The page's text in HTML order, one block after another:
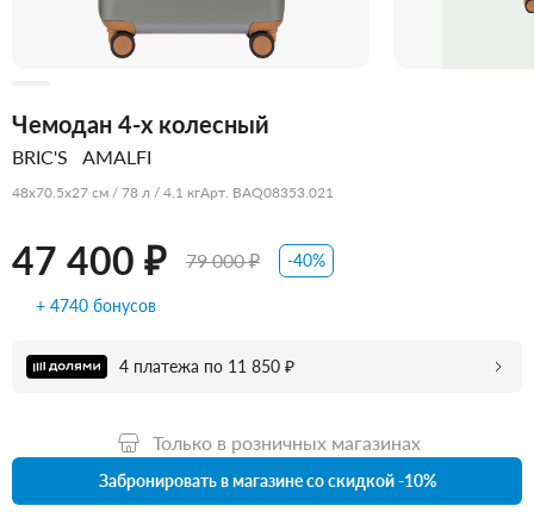
Чемодан 4-х колесный
BRIC'S AMALFI
48x70.5x27 см / 78 л / 4.1 кгАрт. BAQ08353.021
47 400 ₽ 79 000 ₽ -40%
+ 4740 бонусов
4 платежа по 11 850 ₽
Только в розничных магазинах
Забронировать в магазине со скидкой -10%